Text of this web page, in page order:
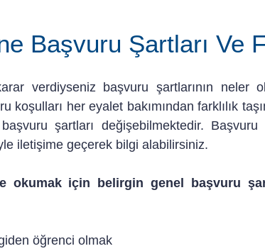
Başvuru Şartları Ve
verdiyseniz başvuru şartlarının neler
her eyalet bakımından farklılık
şartları değişebilmektedir. Başvuru
iletişime geçerek bilgi alabilirsiniz.
okumak için belirgin genel başvuru
öğrenci olmak